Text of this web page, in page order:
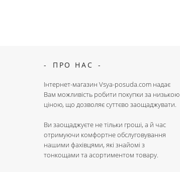
ПРО НАС
Інтернет-магазин Vsya-posuda.com надає
Вам можливість робити покупки за низькою
ціною, що дозволяє суттєво заощаджувати.
Ви заощаджуєте не тільки гроші, а й час
отримуючи комфортне обслуговування
нашими фахівцями, які знайомі з
тонкощами та асортиментом товару.